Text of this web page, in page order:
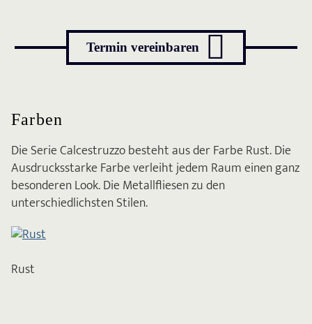
Termin vereinbaren 
Farben
Die Serie Calcestruzzo besteht aus der Farbe Rust. Die
Ausdrucksstarke Farbe verleiht jedem Raum einen ganz
besonderen Look. Die Metallfliesen zu den
unterschiedlichsten Stilen.
Rust